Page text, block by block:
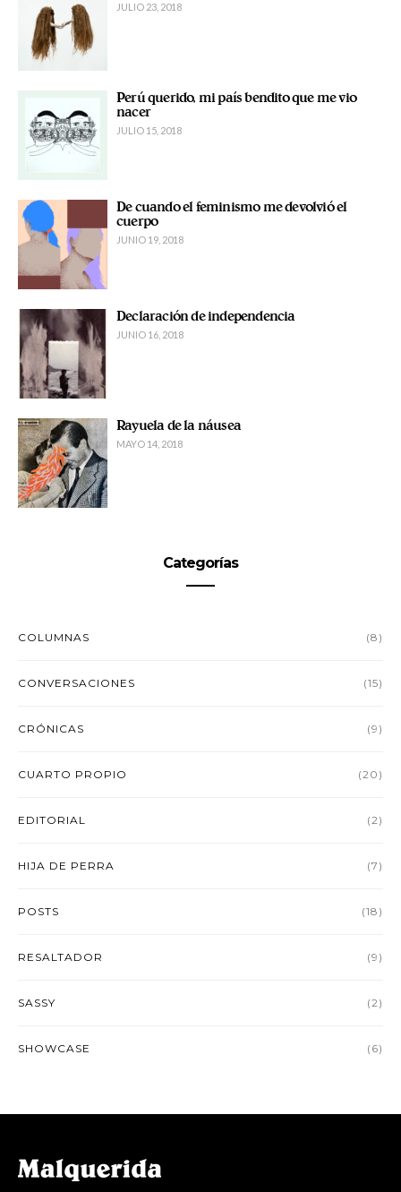
JULIO 23, 2018
Perú querido, mi país bendito que me vio
nacer
JULIO 15, 2018
De cuando el feminismo me devolvió el
cuerpo
JUNIO 19, 2018
Declaración de independencia
JUNIO 16, 2018
Rayuela de la náusea
MAYO 14, 2018
Categorías
COLUMNAS (8)
CONVERSACIONES (15)
CRÓNICAS (9)
CUARTO PROPIO (20)
EDITORIAL (2)
HIJA DE PERRA (7)
POSTS (18)
RESALTADOR (9)
SASSY (2)
SHOWCASE (6)